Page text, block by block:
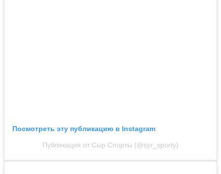
Посмотреть эту публикацию в Instagram
Публикация от Сыр Спорты (@syr_sporty)